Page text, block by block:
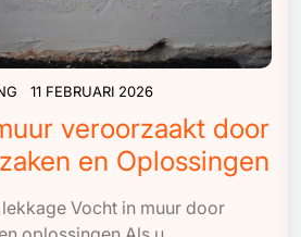
11 FEBRUARI 2026
veroorzaakt door
en Oplossingen
Vocht in muur door